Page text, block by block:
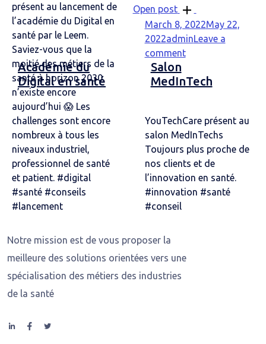
Académie du
Digital en santé
présent au lancement de
l’académie du Digital en
santé par le Leem.
Saviez-vous que la
moitié des métiers de la
santé à horizon 2030
n’existe encore
aujourd’hui 😱 Les
challenges sont encore
nombreux à tous les
niveaux industriel,
professionnel de santé
et patient. #digital
#santé #conseils
#lancement
Open post
Salon
MedInTech
March 8, 2022May 22,
2022adminLeave a
comment
YouTechCare présent au
salon MedInTechs
Toujours plus proche de
nos clients et de
l’innovation en santé.
#innovation #santé
#conseil
Notre mission est de vous proposer la
meilleure des solutions orientées vers une
spécialisation des métiers des industries
de la santé